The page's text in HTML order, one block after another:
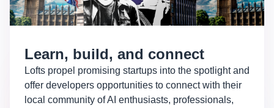
Learn, build, and connect
Lofts propel promising startups into the spotlight and
offer developers opportunities to connect with their
local community of AI enthusiasts, professionals,